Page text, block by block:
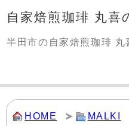
自家焙煎珈琲 丸喜
半田市の自家焙煎珈琲 丸
HOME MALKI